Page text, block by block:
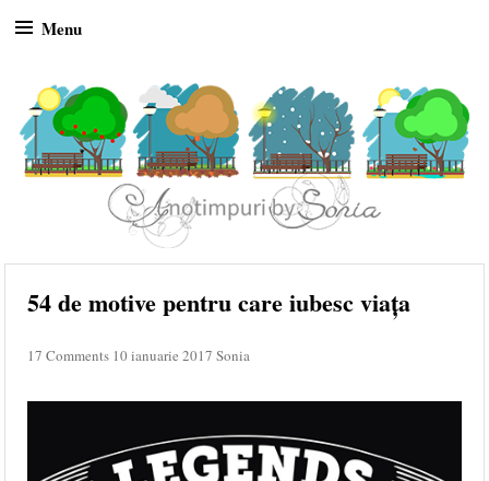
Menu
54 de motive pentru care iubesc viața
17 Comments 10 ianuarie 2017 Sonia